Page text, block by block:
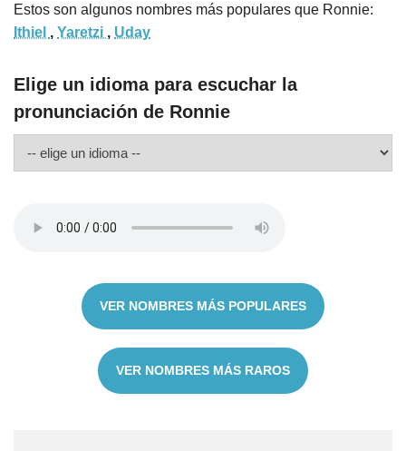
Estos son algunos nombres más populares que Ronnie:
Ithiel , Yaretzi , Uday
Elige un idioma para escuchar la
pronunciación de Ronnie
VER NOMBRES MÁS POPULARES
VER NOMBRES MÁS RAROS